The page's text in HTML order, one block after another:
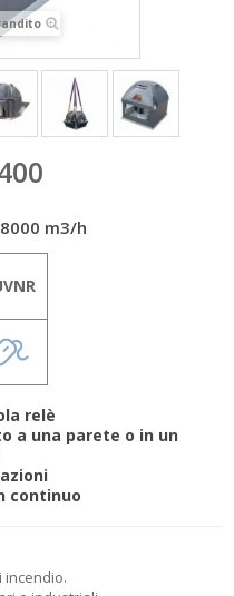
m3/h
relè
a una parete o in un
continuo
incendio.